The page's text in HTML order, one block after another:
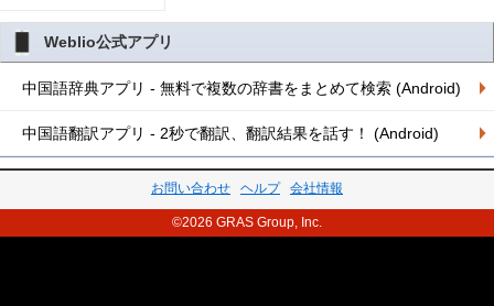
Weblio公式アプリ
中国語辞典アプリ - 無料で複数の辞書をまとめて検索 (Android)
中国語翻訳アプリ - 2秒で翻訳、翻訳結果を話す！ (Android)
お問い合わせ ヘルプ 会社情報
©2026 GRAS Group, Inc.